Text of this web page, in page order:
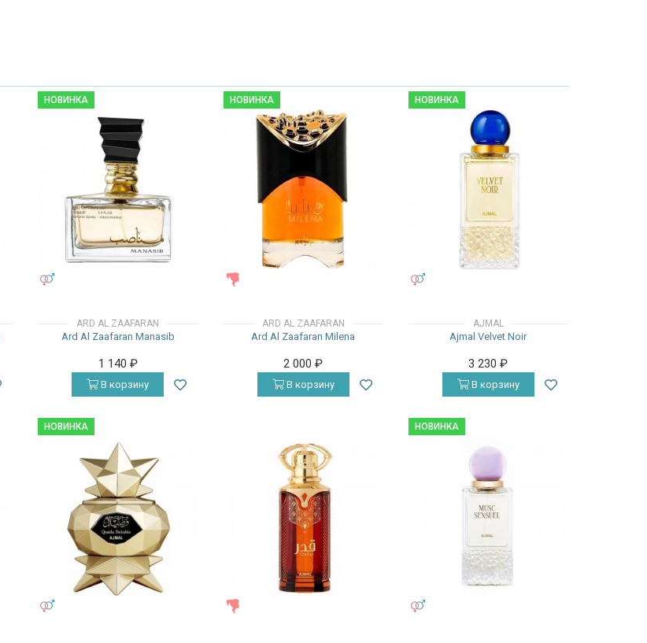
НОВИНКА
ARD AL ZAAFARAN
Ard Al Zaafaran Manasib
1 140 ₽
В корзину
НОВИНКА
ARD AL ZAAFARAN
Ard Al Zaafaran Milena
2 000₽
В корзину
НОВИНКА
AJMAL
Ajmal Velvet Noir
3 230₽
В корзину
НОВИНКА НОВИНКА